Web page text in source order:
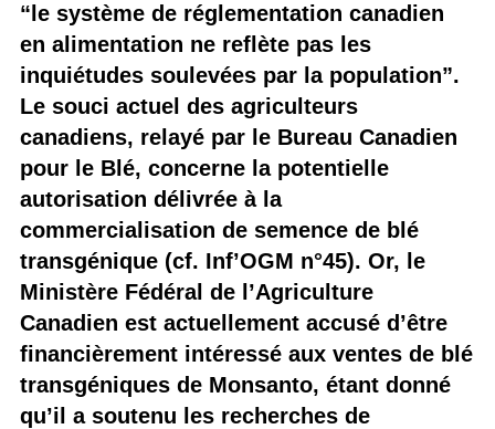
“le système de réglementation canadien
en alimentation ne reflète pas les
inquiétudes soulevées par la population”.
Le souci actuel des agriculteurs
canadiens, relayé par le Bureau Canadien
pour le Blé, concerne la potentielle
autorisation délivrée à la
commercialisation de semence de blé
transgénique (cf. Inf’OGM n°45). Or, le
Ministère Fédéral de l’Agriculture
Canadien est actuellement accusé d’être
financièrement intéressé aux ventes de blé
transgéniques de Monsanto, étant donné
qu’il a soutenu les recherches de